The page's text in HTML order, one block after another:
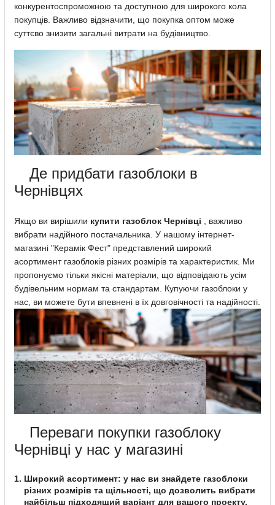
конкурентоспроможною та доступною для широкого кола
покупців. Важливо відзначити, що покупка оптом може
суттєво знизити загальні витрати на будівництво.
Де придбати газоблоки в
Чернівцях
Якщо ви вирішили купити газоблок Чернівці , важливо
вибрати надійного постачальника. У нашому інтернет-
магазині "Керамік Фест" представлений широкий
асортимент газоблоків різних розмірів та характеристик. Ми
пропонуємо тільки якісні матеріали, що відповідають усім
будівельним нормам та стандартам. Купуючи газоблоки у
нас, ви можете бути впевнені в їх довговічності та надійності.
Переваги покупки газоблоку
Чернівці у нас у магазині
Широкий асортимент: у нас ви знайдете газоблоки
різних розмірів та щільності, що дозволить вибрати
найбільш підходящий варіант для вашого проекту.